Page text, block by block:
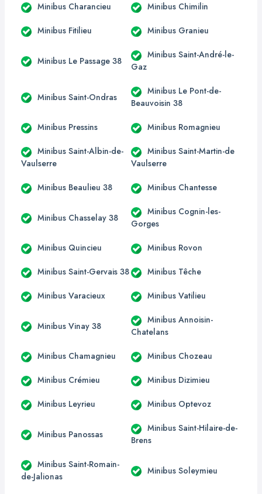
Minibus Charancieu Minibus Chimilin
Minibus Fitilieu Minibus Granieu
Minibus Le Passage 38
Minibus Saint-André-le-
Gaz
Minibus Saint-Ondras
Minibus Le Pont-de-
Beauvoisin 38
Minibus Pressins Minibus Romagnieu
Minibus Saint-Albin-de-
Vaulserre
Minibus Saint-Martin-de
Vaulserre
Minibus Beaulieu 38 Minibus Chantesse
Minibus Chasselay 38
Minibus Cognin-les-
Gorges
Minibus Quincieu Minibus Rovon
Minibus Saint-Gervais 38 Minibus Têche
Minibus Varacieux Minibus Vatilieu
Minibus Vinay 38
Minibus Annoisin-
Chatelans
Minibus Chamagnieu Minibus Chozeau
Minibus Crémieu Minibus Dizimieu
Minibus Leyrieu Minibus Optevoz
Minibus Panossas
Minibus Saint-Hilaire-de-
Brens
Minibus Saint-Romain-
de-Jalionas
Minibus Soleymieu